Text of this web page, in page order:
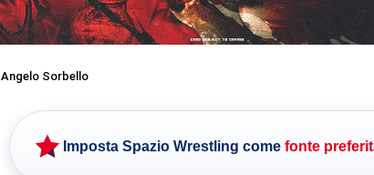
Angelo Sorbello
Imposta Spazio Wrestling come fonte